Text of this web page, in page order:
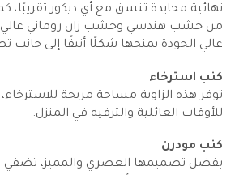
نهائية محايدة تنسق مع أي ديكور تقريبًا،
من خشب هندسي وخشب زان روماني عالي
عالي الجودة يمنحها شكلًا أنيقًا إلى
كنب استرخاء
توفر هذه الزاوية مساحة مريحة
للأوقات العائلية والترفيه في المنزل.
كنب مودرن
بفضل تصميمها العصري والمميز، تضفي